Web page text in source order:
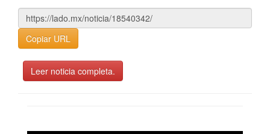
Copiar URL
Leer noticia completa.